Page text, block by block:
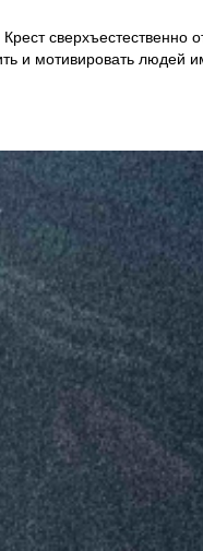
сверхъестественно
и мотивировать людей